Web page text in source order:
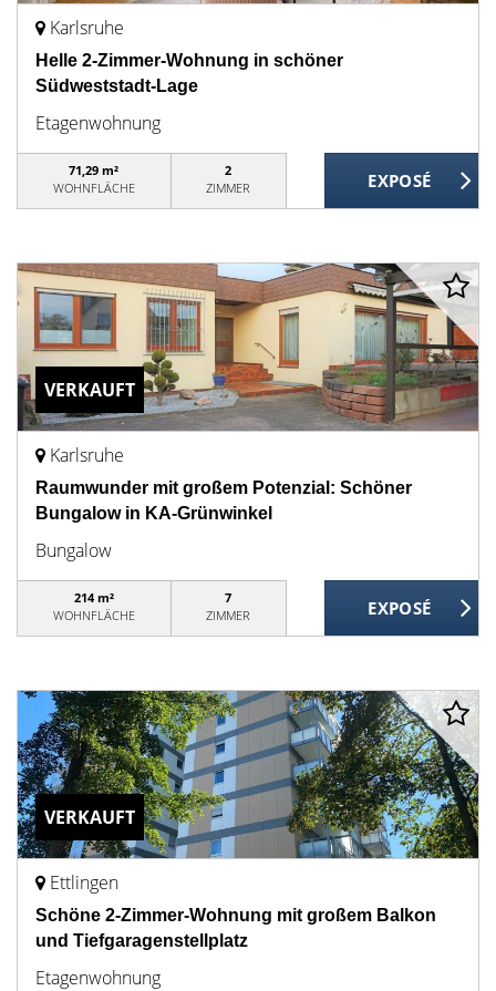
Karlsruhe
Helle 2-Zimmer-Wohnung in schöner
Südweststadt-Lage
Etagenwohnung
71,29 m²
WOHNFLÄCHE
2
ZIMMER
VERKAUFT
Karlsruhe
Raumwunder mit großem Potenzial: Schöner
Bungalow in KA-Grünwinkel
Bungalow
214 m²
WOHNFLÄCHE
7
ZIMMER
VERKAUFT
Ettlingen
Schöne 2-Zimmer-Wohnung mit großem Balkon
und Tiefgaragenstellplatz
Etagenwohnung